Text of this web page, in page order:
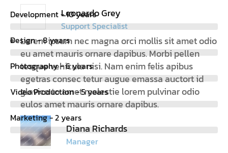
Leonardo Grey
Support Specialist
Lorem ipsum nec magna orci mollis sit amet odio
eu amet mauris ornare dapibus. Morbi pellen
tesque vehicula nisi. Nam enim felis apibus
egetras consec tetur augue emassa auctort id
glavico to amet molestie lorem pulvinar odio
eulos amet mauris ornare dapibus.
Diana Richards
Manager
Development - 10 years
Design - 8 years
Photography - 6 years
Video Production - 5 years
Marketing - 2 years